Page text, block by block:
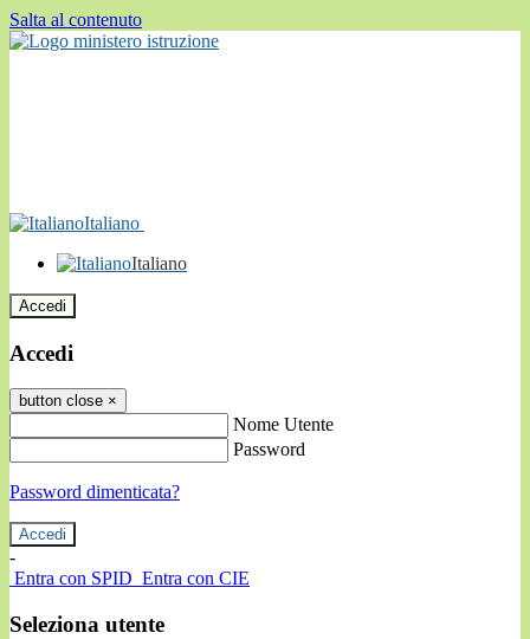
Salta al contenuto
Italiano
Italiano
Accedi
Accedi
button close ×
Nome Utente
Password
Password dimenticata?
-
Entra con SPID Entra con CIE
Seleziona utente